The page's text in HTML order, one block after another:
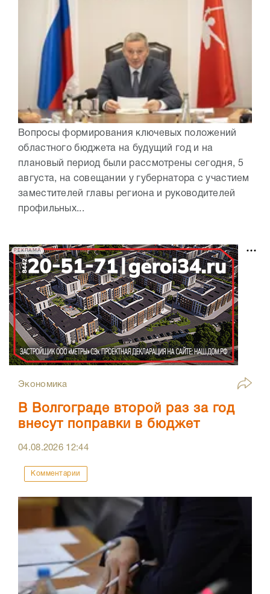
Вопросы формирования ключевых положений
областного бюджета на будущий год и на
плановый период были рассмотрены сегодня, 5
августа, на совещании у губернатора с участием
заместителей главы региона и руководителей
профильных...
РЕКЛАМА
Экономика
В Волгограде второй раз за год
внесут поправки в бюджет
04.08.2026 12:44
Комментарии